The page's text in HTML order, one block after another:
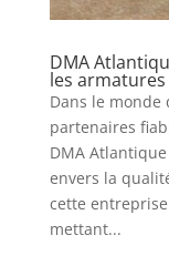
DMA
les
Dans le
partenaires
DMA
envers la
cette
mettant...